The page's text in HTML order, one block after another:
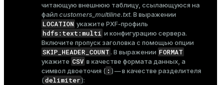
читающую внешнюю таблицу, ссылающуюся на
файл customers_multiline.txt. В выражении
LOCATION укажите PXF-профиль
hdfs:text:multi и конфигурацию сервера.
Включите пропуск заголовка с помощью опции
SKIP_HEADER_COUNT . В выражении FORMAT
укажите CSV в качестве формата данных, а
символ двоеточия ( : ) — в качестве разделителя
(delimiter):